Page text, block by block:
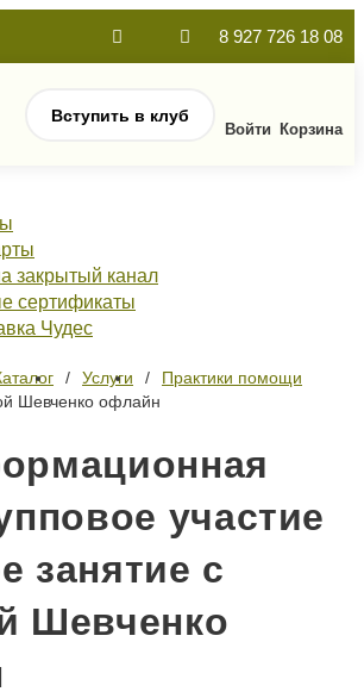
8 927 726 18 08
Вступить в клуб
Войти Корзина
закрытый канал
сертификаты
Чудес
Услуги
Практики помощи
Шевченко офлайн
участие
занятие с
Шевченко